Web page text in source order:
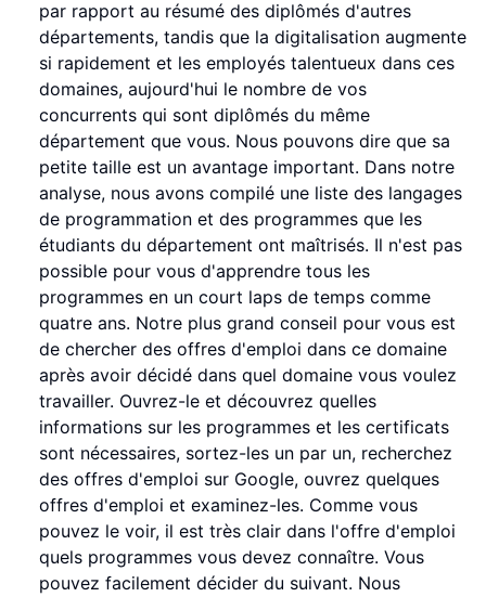
par rapport au résumé des diplômés d'autres
départements, tandis que la digitalisation augmente
si rapidement et les employés talentueux dans ces
domaines, aujourd'hui le nombre de vos
concurrents qui sont diplômés du même
département que vous. Nous pouvons dire que sa
petite taille est un avantage important. Dans notre
analyse, nous avons compilé une liste des langages
de programmation et des programmes que les
étudiants du département ont maîtrisés. Il n'est pas
possible pour vous d'apprendre tous les
programmes en un court laps de temps comme
quatre ans. Notre plus grand conseil pour vous est
de chercher des offres d'emploi dans ce domaine
après avoir décidé dans quel domaine vous voulez
travailler. Ouvrez-le et découvrez quelles
informations sur les programmes et les certificats
sont nécessaires, sortez-les un par un, recherchez
des offres d'emploi sur Google, ouvrez quelques
offres d'emploi et examinez-les. Comme vous
pouvez le voir, il est très clair dans l'offre d'emploi
quels programmes vous devez connaître. Vous
pouvez facilement décider du suivant. Nous